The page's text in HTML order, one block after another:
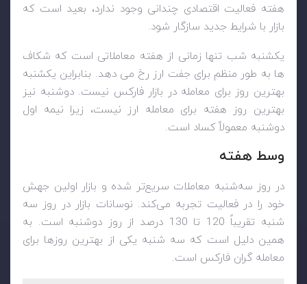
هفته فعالیت اقتصادی چندانی وجود ندارد، بعید است که
بازار با شرایط جدید سازگار شود.
یکشنبه شب تنها زمانی از هفته معاملاتی است که شکاف
ها به طور منظم برای جفت ارز رخ می دهد. بنابراین یکشنبه
بهترین روز برای معامله در بازار فارکس نیست. دوشنبه نیز
بهترین روز هفته برای معامله ارز نیست، زیرا نیمه اول
دوشنبه معمولاً کساد است.
وسط هفته
در روز سه‌شنبه معاملات سریع‌تر شده و بازار اولین جهش
خود را در فعالیت تجربه می‌کند. نوسانات بازار در روز سه
شنبه تقریباً 120 تا 130 درصد از روز دوشنبه است. به
همین دلیل است که سه شنبه یکی از بهترین روزها برای
معامله گران فارکس است.